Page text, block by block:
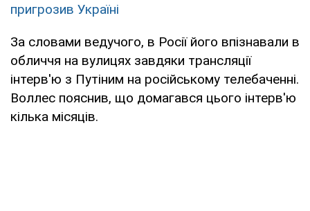
пригрозив Україні
За словами ведучого, в Росії його впізнавали в
обличчя на вулицях завдяки трансляції
інтерв'ю з Путіним на російському телебаченні.
Воллес пояснив, що домагався цього інтерв'ю
кілька місяців.